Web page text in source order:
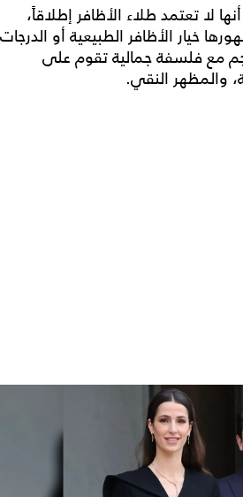
لا تعتمد طلاء الأظافر إطلاقاً،
خيار الأظافر الطبيعية أو الدرجات
مع فلسفة جمالية تقوم على
والمظهر النقي.